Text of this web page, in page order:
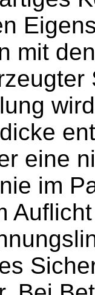
mit
eine
im